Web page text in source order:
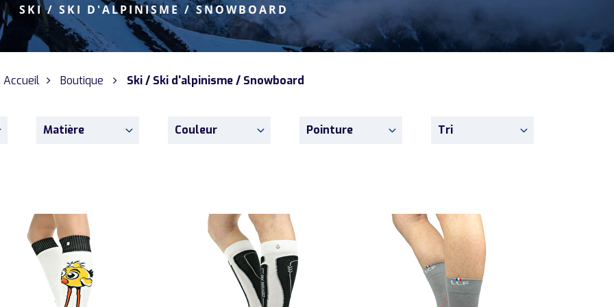
SKI / SKI D'ALPINISME / SNOWBOARD
Accueil Boutique Ski / Ski d'alpinisme / Snowboard
Matière Couleur Pointure Tri